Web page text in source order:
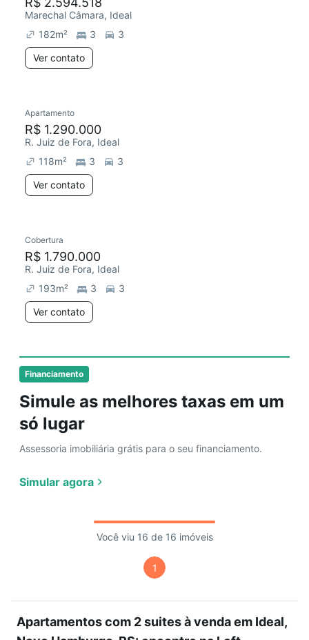
Financiamento
Simule as melhores taxas em um
só lugar
Assessoria imobiliária grátis para o seu financiamento.
Simular agora
Marechal Câmara, Ideal
182m² 3
3
Ver contato
Apartamento
R$ 1.290.000
R. Juiz de Fora, Ideal
118m² 3
3
Ver contato
Cobertura
R$ 1.790.000
R. Juiz de Fora, Ideal
193m² 3
3
Ver contato
Você viu 16 de 16 imóveis
1
Apartamentos com 2 suites à venda em Ideal,